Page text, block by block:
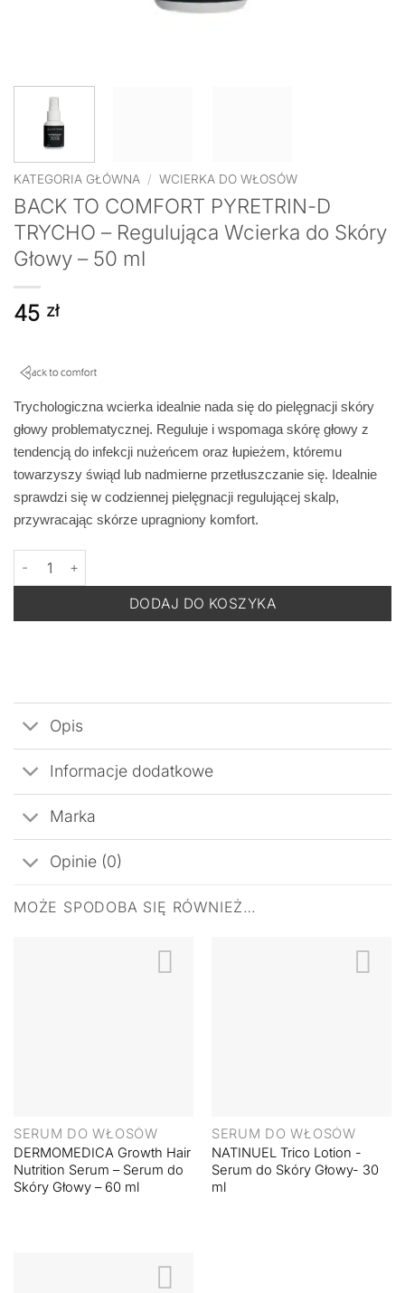
KATEGORIA GŁÓWNA / WCIERKA DO WŁOSÓW
BACK TO COMFORT PYRETRIN-D
TRYCHO – Regulująca Wcierka do Skóry
Głowy – 50 ml
45 zł
Trychologiczna wcierka idealnie nada się do pielęgnacji skóry
głowy problematycznej. Reguluje i wspomaga skórę głowy z
tendencją do infekcji nużeńcem oraz łupieżem, któremu
towarzyszy świąd lub nadmierne przetłuszczanie się. Idealnie
sprawdzi się w codziennej pielęgnacji regulującej skalp,
przywracając skórze upragniony komfort.
ilość BACK TO COMFORT PYRETRIN-D TRYCHO - Regulująca
DODAJ DO KOSZYKA
Opis
Informacje dodatkowe
Marka
Opinie (0)
MOŻE SPODOBA SIĘ RÓWNIEŻ…
SERUM DO WŁOSÓW
DERMOMEDICA Growth Hair
Nutrition Serum – Serum do
Skóry Głowy – 60 ml
SERUM DO WŁOSÓW
NATINUEL Trico Lotion -
Serum do Skóry Głowy- 30
ml